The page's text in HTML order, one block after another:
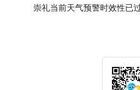
崇礼当前天气预警时效性已